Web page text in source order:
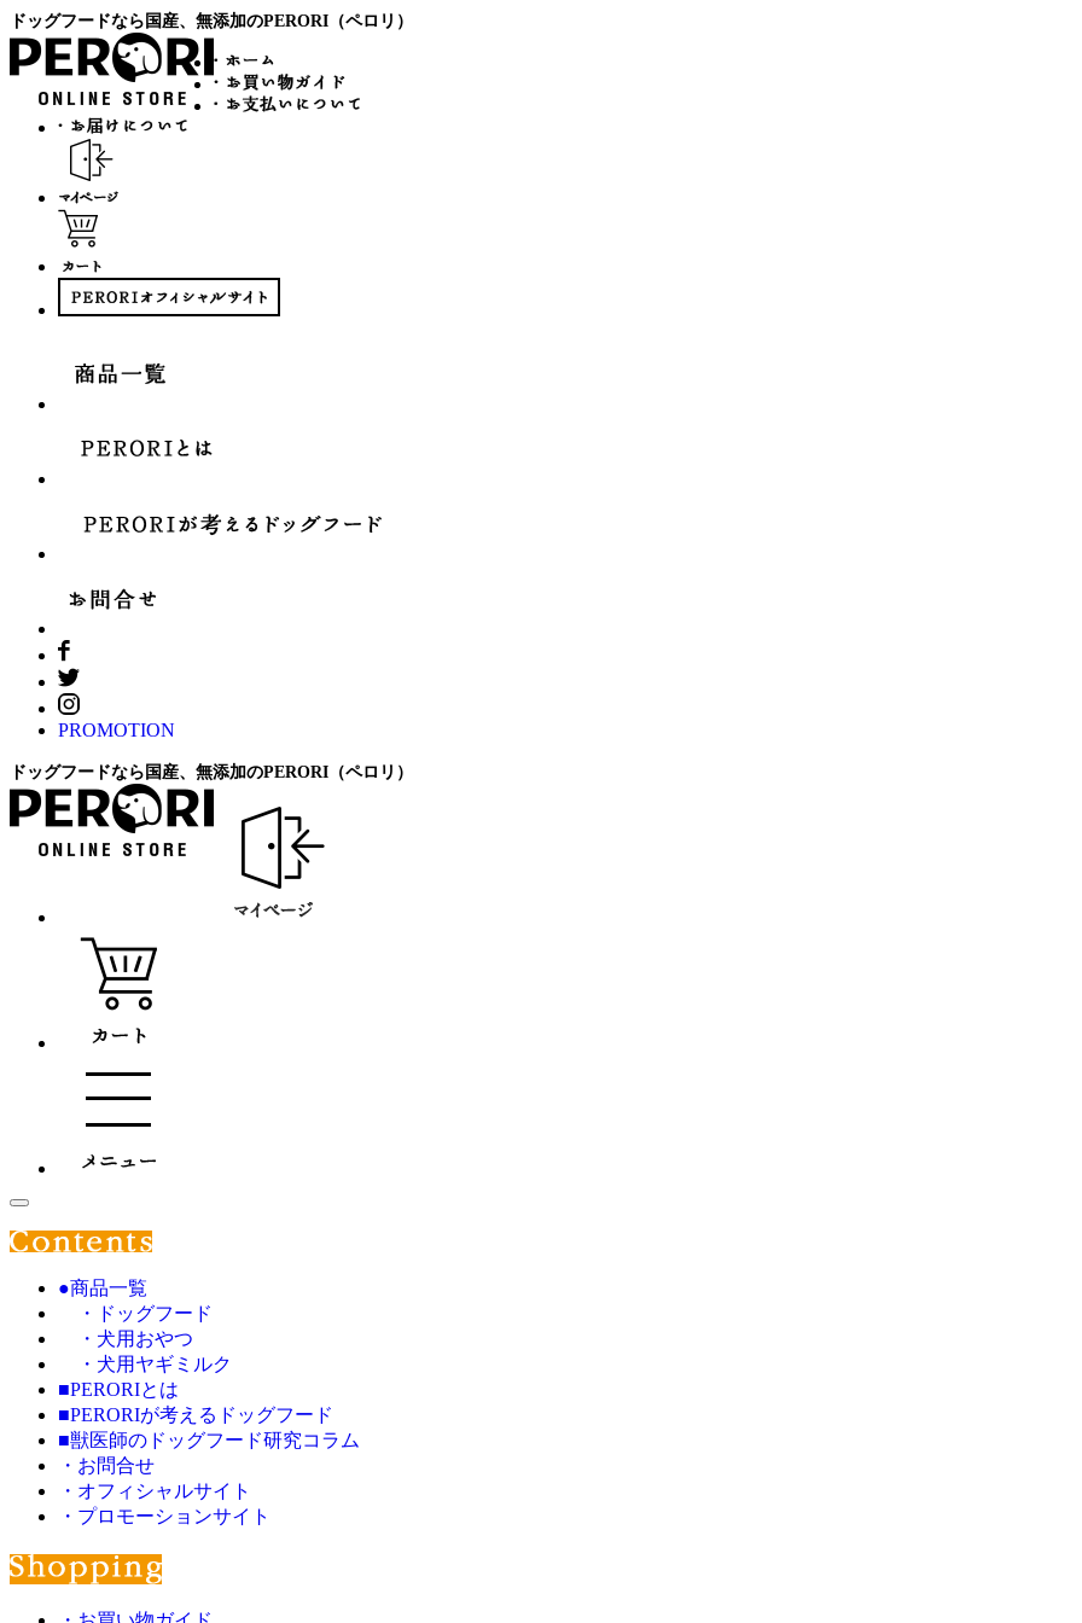
ドッグフードなら国産、無添加のPERORI（ペロリ）
PROMOTION
ドッグフードなら国産、無添加のPERORI（ペロリ）
●商品一覧
・ドッグフード
・犬用おやつ
・犬用ヤギミルク
■PERORIとは
■PERORIが考えるドッグフード
■獣医師のドッグフード研究コラム
・お問合せ
・オフィシャルサイト
・プロモーションサイト